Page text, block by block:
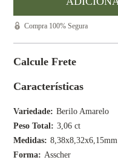
Características
Variedade
Berilo Amarelo
Peso Total
3,06 ct
Medidas
8,38x8,32x6,15mm
Forma
Asscher
Compra 100% Segura
Calcule Frete